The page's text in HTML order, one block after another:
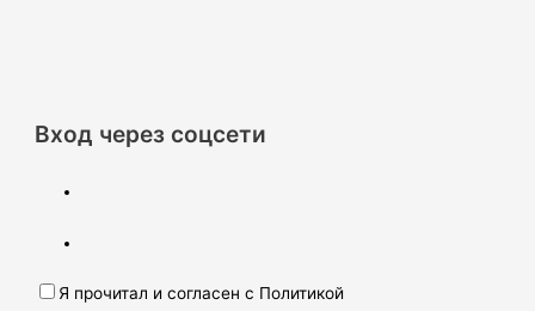
Вход через соцсети
Я прочитал и согласен с Политикой